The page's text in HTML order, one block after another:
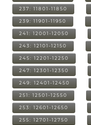
237: 11801-11850
239: 11901-11950
241: 12001-12050
243: 12101-12150
245: 12201-12250
247: 12301-12350
249: 12401-12450
251: 12501-12550
253: 12601-12650
255: 12701-12750